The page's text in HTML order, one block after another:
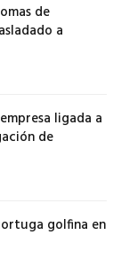
de
a
ligada a
de
golfina en